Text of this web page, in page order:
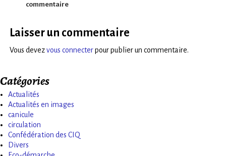
commentaire
Laisser un commentaire
Vous devezvous connecterpour publier un commentaire.
Catégories
Actualités
Actualités en images
canicule
circulation
Confédération des CIQ
Divers